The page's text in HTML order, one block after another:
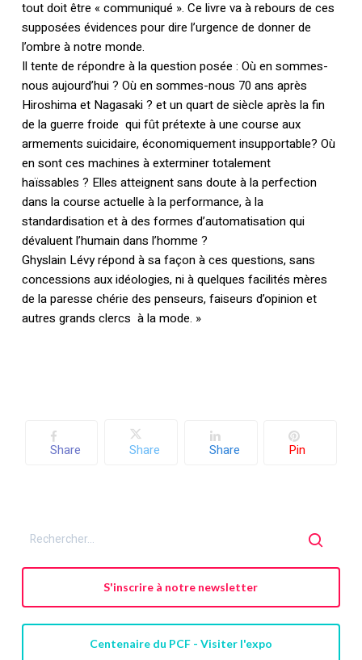
Votre panier est vide.
Retourner à la
librairie
tout doit être « communiqué ». Ce livre va à rebours de ces
supposées évidences pour dire l’urgence de donner de
l’ombre à notre monde.
Il tente de répondre à la question posée : Où en sommes-
nous aujourd’hui ? Où en sommes-nous 70 ans après
Hiroshima et Nagasaki ? et un quart de siècle après la fin
de la guerre froide qui fût prétexte à une course aux
armements suicidaire, économiquement insupportable? Où
en sont ces machines à exterminer totalement
haïssables ? Elles atteignent sans doute à la perfection
dans la course actuelle à la performance, à la
standardisation et à des formes d’automatisation qui
dévaluent l’humain dans l’homme ?
Ghyslain Lévy répond à sa façon à ces questions, sans
concessions aux idéologies, ni à quelques facilités mères
de la paresse chérie des penseurs, faiseurs d’opinion et
autres grands clercs à la mode. »
Share Share Share Pin
S'inscrire à notre newsletter
Centenaire du PCF - Visiter l'expo